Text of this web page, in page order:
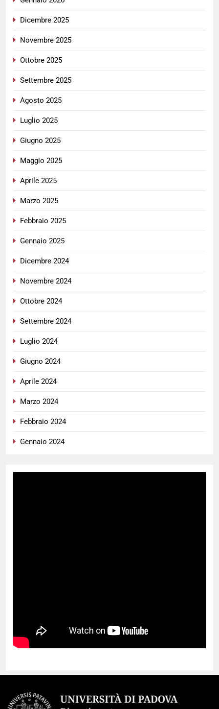
Dicembre 2025
Novembre 2025
Ottobre 2025
Settembre 2025
Agosto 2025
Luglio 2025
Giugno 2025
Maggio 2025
Aprile 2025
Marzo 2025
Febbraio 2025
Gennaio 2025
Dicembre 2024
Novembre 2024
Ottobre 2024
Settembre 2024
Luglio 2024
Giugno 2024
Aprile 2024
Marzo 2024
Febbraio 2024
Gennaio 2024